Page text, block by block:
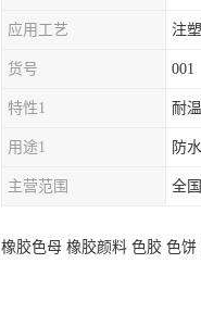
应用工艺 注塑
货号 001
特性1 耐
用途1 防水
主营范围 全国
橡胶色母 橡胶颜料 色胶 色